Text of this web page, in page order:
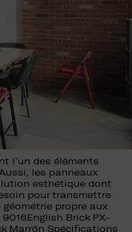
l’un des éléments
les panneaux
esthétique dont
pour transmettre
propre aux
Brick PX-
Marrón Spécifications